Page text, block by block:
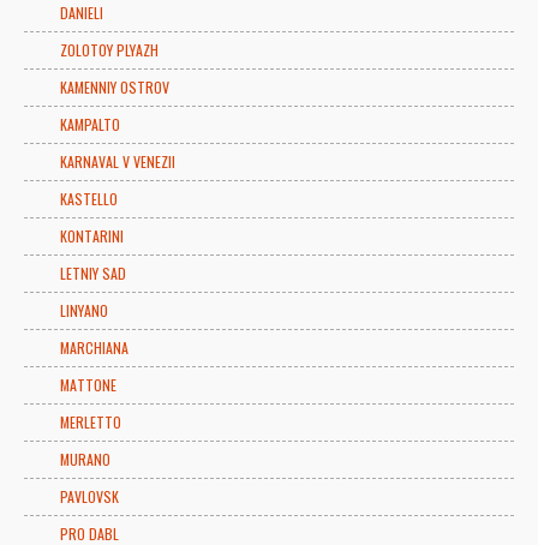
DANIELI
ZOLOTOY PLYAZH
KAMENNIY OSTROV
KAMPALTO
KARNAVAL V VENEZII
KASTELLO
KONTARINI
LETNIY SAD
LINYANO
MARCHIANA
MATTONE
MERLETTO
MURANO
PAVLOVSK
PRO DABL